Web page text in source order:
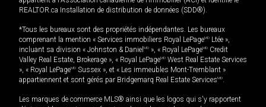
REALTOR.ca Installation de distribution de données (SDD®).
*Tous les bureaux sont des propriétés indépendantes. Les bureaux
comprenant la mention « Services immobiliers Royal LePageMD Ltée »,
incluant sa division « Johnston & Daniel MD », « Royal LePageMD Credit
Valley Real Estate, Brokerage », « Royal LePageMD West Real Estate Services
», « Royal LePageMD Sussex », et « Les immeubles Mont-Tremblant »
appartiennent et sont gérés par Bridgemarq Real Estate ServicesMD.
Les marques de commerce MLS® ainsi que les logos qui s'y rapportent